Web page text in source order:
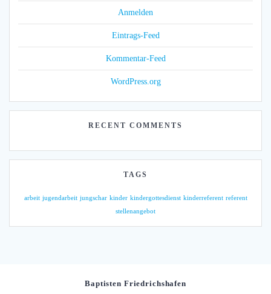
Anmelden
Eintrags-Feed
Kommentar-Feed
WordPress.org
RECENT COMMENTS
TAGS
arbeit jugendarbeit jungschar kinder kindergottesdienst kinderreferent referent
stellenangebot
Baptisten Friedrichshafen